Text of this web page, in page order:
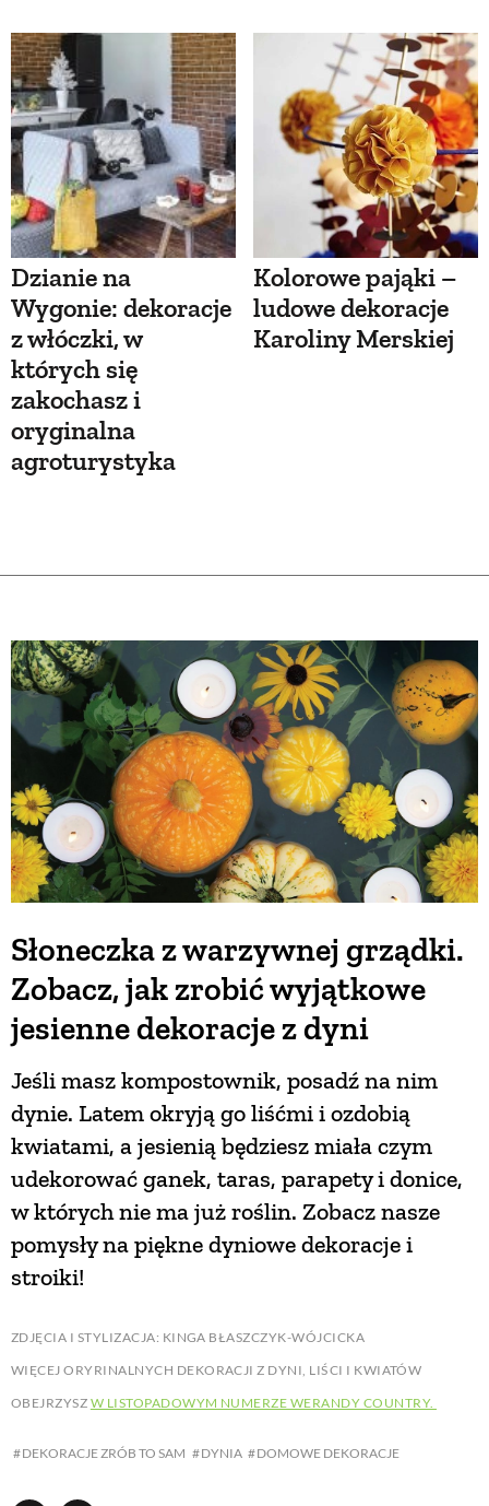
Dzianie na
Wygonie: dekoracje
z włóczki, w
których się
zakochasz i
oryginalna
agroturystyka
Kolorowe pająki –
ludowe dekoracje
Karoliny Merskiej
Słoneczka z warzywnej grządki.
Zobacz, jak zrobić wyjątkowe
jesienne dekoracje z dyni
DEKORACJE ZRÓB TO SAM DYNIA DOMOWE DEKORACJE
Jeśli masz kompostownik, posadź na nim
dynie. Latem okryją go liśćmi i ozdobią
kwiatami, a jesienią będziesz miała czym
udekorować ganek, taras, parapety i donice,
w których nie ma już roślin. Zobacz nasze
pomysły na piękne dyniowe dekoracje i
stroiki!
ZDJĘCIA I STYLIZACJA: KINGA BŁASZCZYK-WÓJCICKA
WIĘCEJ ORYRINALNYCH DEKORACJI Z DYNI, LIŚCI I KWIATÓW
OBEJRZYSZ W LISTOPADOWYM NUMERZE WERANDY COUNTRY.